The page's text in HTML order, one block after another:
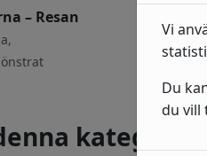
– Resan
635kr
kategori
Vi
Du
du vill